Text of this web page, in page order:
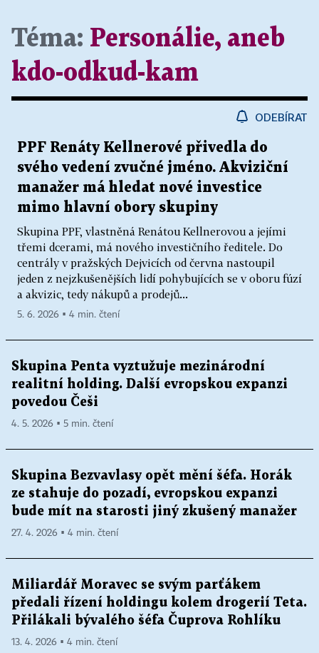
Téma: Personálie, aneb
kdo-odkud-kam
ODEBÍRAT
PPF Renáty Kellnerové přivedla do
svého vedení zvučné jméno. Akviziční
manažer má hledat nové investice
mimo hlavní obory skupiny
Skupina PPF, vlastněná Renátou Kellnerovou a jejími
třemi dcerami, má nového investičního ředitele. Do
centrály v pražských Dejvicích od června nastoupil
jeden z nejzkušenějších lidí pohybujících se v oboru fúzí
a akvizic, tedy nákupů a prodejů...
5. 6. 2026 ▪ 4 min. čtení
Skupina Penta vyztužuje mezinárodní
realitní holding. Další evropskou expanzi
povedou Češi
4. 5. 2026 ▪ 5 min. čtení
Skupina Bezvavlasy opět mění šéfa. Horák
ze stahuje do pozadí, evropskou expanzi
bude mít na starosti jiný zkušený manažer
27. 4. 2026 ▪ 4 min. čtení
Miliardář Moravec se svým parťákem
předali řízení holdingu kolem drogerií Teta.
Přilákali bývalého šéfa Čuprova Rohlíku
13. 4. 2026 ▪ 4 min. čtení